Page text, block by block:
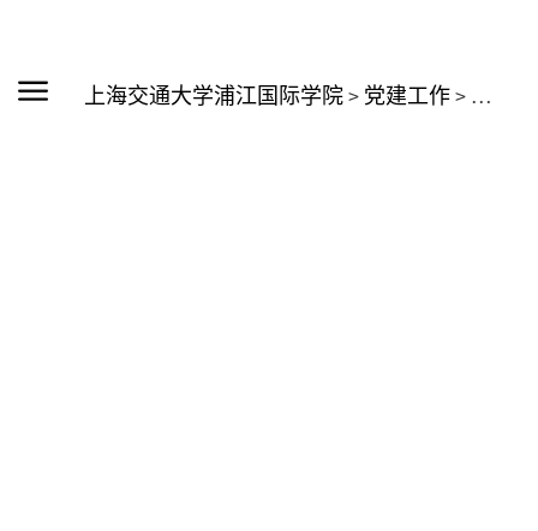
上海交通大学浦江国际学院> 党建工作> 相关